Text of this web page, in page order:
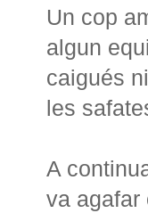
Un cop
algun
caigués
les
A
va agafar